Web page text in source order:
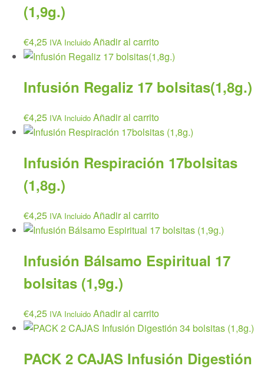
(1,9g.)
€4,25 IVA Incluido Añadir al carrito
Infusión Regaliz 17 bolsitas(1,8g.)
€4,25 IVA Incluido Añadir al carrito
Infusión Respiración 17bolsitas
(1,8g.)
€4,25 IVA Incluido Añadir al carrito
Infusión Bálsamo Espiritual 17
bolsitas (1,9g.)
€4,25 IVA Incluido Añadir al carrito
PACK 2 CAJAS Infusión Digestión